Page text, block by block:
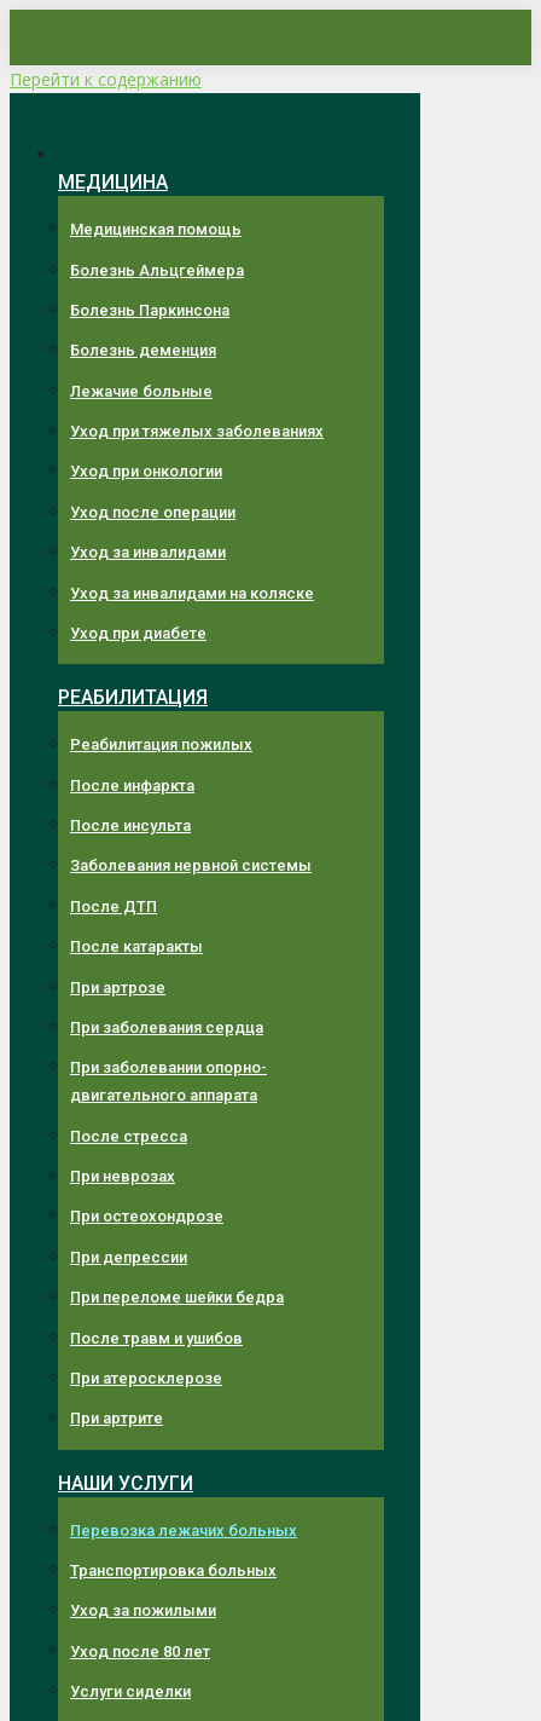
Перейти к содержанию
МЕДИЦИНА
Медицинская помощь
Болезнь Альцгеймера
Болезнь Паркинсона
Болезнь деменция
Лежачие больные
Уход при тяжелых заболеваниях
Уход при онкологии
Уход после операции
Уход за инвалидами
Уход за инвалидами на коляске
Уход при диабете
РЕАБИЛИТАЦИЯ
Реабилитация пожилых
После инфаркта
После инсульта
Заболевания нервной системы
После ДТП
После катаракты
При артрозе
При заболевания сердца
При заболевании опорно-
двигательного аппарата
После стресса
При неврозах
При остеохондрозе
При депрессии
При переломе шейки бедра
После травм и ушибов
При атеросклерозе
При артрите
НАШИ УСЛУГИ
Перевозка лежачих больных
Транспортировка больных
Уход за пожилыми
Уход после 80 лет
Услуги сиделки